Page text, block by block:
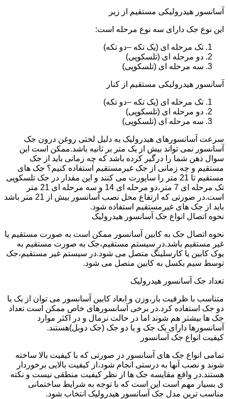
آسانسور هیدرولیکی مستقیم از زیر
این نوع جک دارای سه نوع مرحله است:
تک مرحله ای (یک تکه –دو تکه)
دو مرحله ای (تلسکوپی)
سه مرحله ای (تلسکوپی)
آسانسور هیدرولیکی مستقیم از کنار
تک مرحله ای (یک تکه –دو تکه)
دو مرحله ای (تلسکوپی)
سه مرحله ای (تلسکوپی)
سرعت آسانسورهای هیدرولیک به دلیل لختی روغن درون جک
آسانسور نمی تواند بیش از یک متر بر ثانیه باشد.ممکن است این
سوال ذهن شما را درگیر کرده باشد که چه زمانی باید از جک
مستقیم و چه زمانی از جک غیرمستقیم استفاده کنیم؟ جک های
مستقیم تا 21 متر را ساپورت می کنند و این مقدار در جک تلسکوپی
تک مرحله ای 7 متر،دو مرحله ای 14 و سه مرحله ای 21 متر
است.در صورتی که ارتفاع محل نصب آسانسور بیش از 21 متر باشد
باید از جک های غیرمستقیم استفاده شود.
نحوه اتصال انواع جک آسانسور هیدرولیک
نحوه اتصال جک به کابین آسانسور ممکن است به صورت مستقیم یا
غیر مستقیم باشد.در سیستم مستقیم،جک به صورت مستقیم به
یوک کابین یا کارسلینگ متصل می شود.در سیستم غیر مستقیم،جک
توسط سیم بکسل به کابین متصل می شود.
تعداد جک آسانسور هیدرولیک
متناسب با ظرفیت بار،وزن و ابعاد کابین آسانسور می توان از یک یا
دو جک استفاده کرد.در برخی آسانسورهای خاص ممکن است تعداد
جک ها بیشتر هم شوند اما در حالت نرمال و در اکثر موارد
آسانسورها دارای یک جک و یا دو جک (جک دوبل)هستند.
کیفیت انواع جک آسانسور
تمامی انواع جک های آسانسور در صورتی که با کیفیت بالا ساخته
شوند و نصب آنها به درستی انجام شود،از کیفیت بالایی برخوردار
هستند.در واقع مقایسه جک ها از نظر کیفیت منطقی نیست و نکته
ی بسیار مهم است این است که با توجه به شرایط ساختمانی
مناسب ترین مدل جک آسانسور هیدرولیک انتخاب شود.